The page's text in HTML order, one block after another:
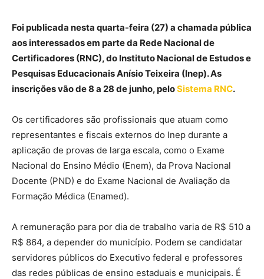
Foi publicada nesta quarta-feira (27) a chamada pública
aos interessados em parte da Rede Nacional de
Certificadores (RNC), do Instituto Nacional de Estudos e
Pesquisas Educacionais Anísio Teixeira (Inep). As
inscrições vão de 8 a 28 de junho, peloSistema RNC.
Os certificadores são profissionais que atuam como
representantes e fiscais externos do Inep durante a
aplicação de provas de larga escala, como o Exame
Nacional do Ensino Médio (Enem), da Prova Nacional
Docente (PND) e do Exame Nacional de Avaliação da
Formação Médica (Enamed).
A remuneração para por dia de trabalho varia de R$ 510 a
R$ 864, a depender do município. Podem se candidatar
servidores públicos do Executivo federal e professores
das redes públicas de ensino estaduais e municipais. É